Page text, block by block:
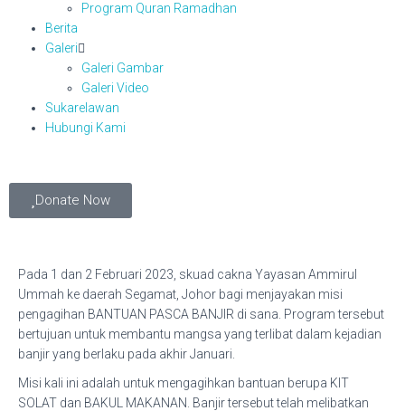
Program Quran Ramadhan
Berita
Galeri
Galeri Gambar
Galeri Video
Sukarelawan
Hubungi Kami
Donate Now
Pada 1 dan 2 Februari 2023, skuad cakna Yayasan Ammirul
Ummah ke daerah Segamat, Johor bagi menjayakan misi
pengagihan BANTUAN PASCA BANJIR di sana. Program tersebut
bertujuan untuk membantu mangsa yang terlibat dalam kejadian
banjir yang berlaku pada akhir Januari.
Misi kali ini adalah untuk mengagihkan bantuan berupa KIT
SOLAT dan BAKUL MAKANAN. Banjir tersebut telah melibatkan